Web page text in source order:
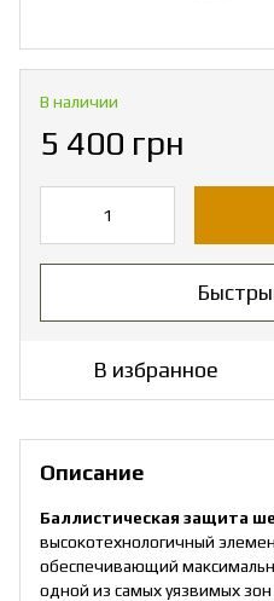
В наличии
5 400 грн
В избранное
Описание
Баллистическая защита
высокотехнологичный
обеспечивающий
одной из самых уязвимых